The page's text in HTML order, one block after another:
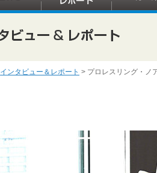
インタビュー＆レポート > プロレスリング・ノ